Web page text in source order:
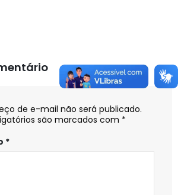
de e-mail não será publicado.
são marcados com *
*